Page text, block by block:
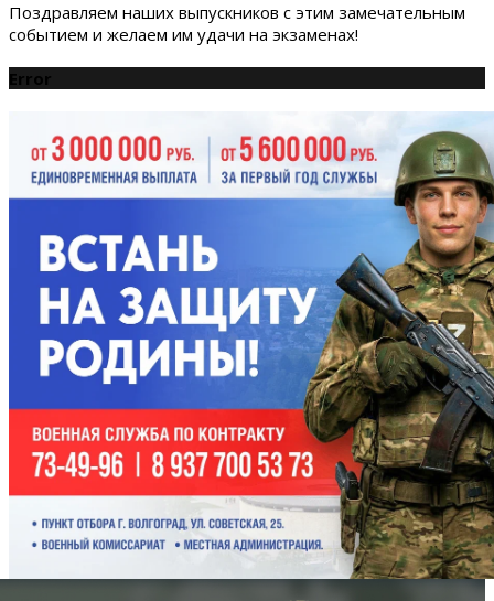
Поздравляем наших выпускников с этим замечательным
событием и желаем им удачи на экзаменах!
Error